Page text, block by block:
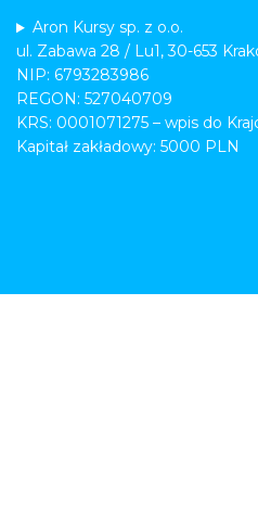
Aron Kursy sp. z o.o.
ul. Zabawa 28 / Lu1, 30-653
NIP: 6793283986
REGON: 527040709
KRS: 0001071275 – wpis do
Kapitał zakładowy: 5000 PLN